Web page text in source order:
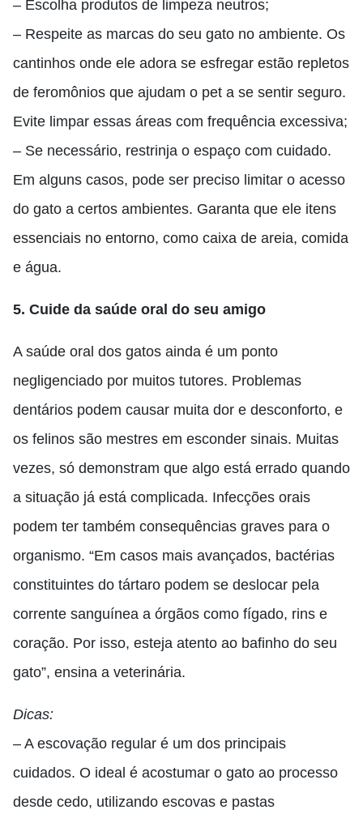
– Escolha produtos de limpeza neutros;
– Respeite as marcas do seu gato no ambiente. Os
cantinhos onde ele adora se esfregar estão repletos
de feromônios que ajudam o pet a se sentir seguro.
Evite limpar essas áreas com frequência excessiva;
– Se necessário, restrinja o espaço com cuidado.
Em alguns casos, pode ser preciso limitar o acesso
do gato a certos ambientes. Garanta que ele itens
essenciais no entorno, como caixa de areia, comida
e água.
5. Cuide da saúde oral do seu amigo
A saúde oral dos gatos ainda é um ponto
negligenciado por muitos tutores. Problemas
dentários podem causar muita dor e desconforto, e
os felinos são mestres em esconder sinais. Muitas
vezes, só demonstram que algo está errado quando
a situação já está complicada. Infecções orais
podem ter também consequências graves para o
organismo. “Em casos mais avançados, bactérias
constituintes do tártaro podem se deslocar pela
corrente sanguínea a órgãos como fígado, rins e
coração. Por isso, esteja atento ao bafinho do seu
gato”, ensina a veterinária.
Dicas:
– A escovação regular é um dos principais
cuidados. O ideal é acostumar o gato ao processo
desde cedo, utilizando escovas e pastas